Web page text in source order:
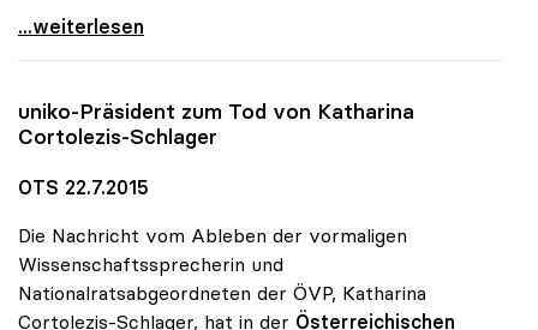
„Rektoratsgehälter halten sich im Rahmen der
...weiterlesen
uniko-Präsident zum Tod von Katharina
Cortolezis-Schlager
OTS 22.7.2015
Die Nachricht vom Ableben der vormaligen
Wissenschaftssprecherin und
Nationalratsabgeordneten der ÖVP, Katharina
Cortolezis-Schlager, hat in der Österreichischen